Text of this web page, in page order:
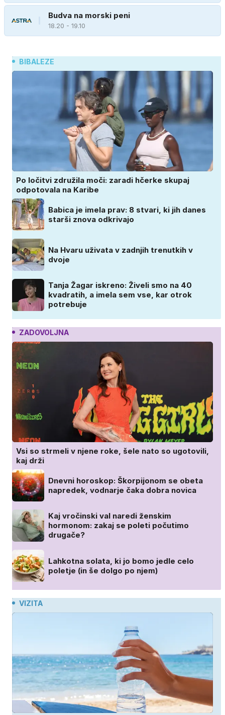
Budva na morski peni
18.20 - 19.10
BIBALEZE
Po ločitvi združila moči: zaradi hčerke skupaj
odpotovala na Karibe
Babica je imela prav: 8 stvari, ki jih danes
starši znova odkrivajo
Na Hvaru uživata v zadnjih trenutkih v
dvoje
Tanja Žagar iskreno: Živeli smo na 40
kvadratih, a imela sem vse, kar otrok
potrebuje
ZADOVOLJNA
Vsi so strmeli v njene roke, šele nato so ugotovili,
kaj drži
Dnevni horoskop: Škorpijonom se obeta
napredek, vodnarje čaka dobra novica
Kaj vročinski val naredi ženskim
hormonom: zakaj se poleti počutimo
drugače?
Lahkotna solata, ki jo bomo jedle celo
poletje (in še dolgo po njem)
VIZITA